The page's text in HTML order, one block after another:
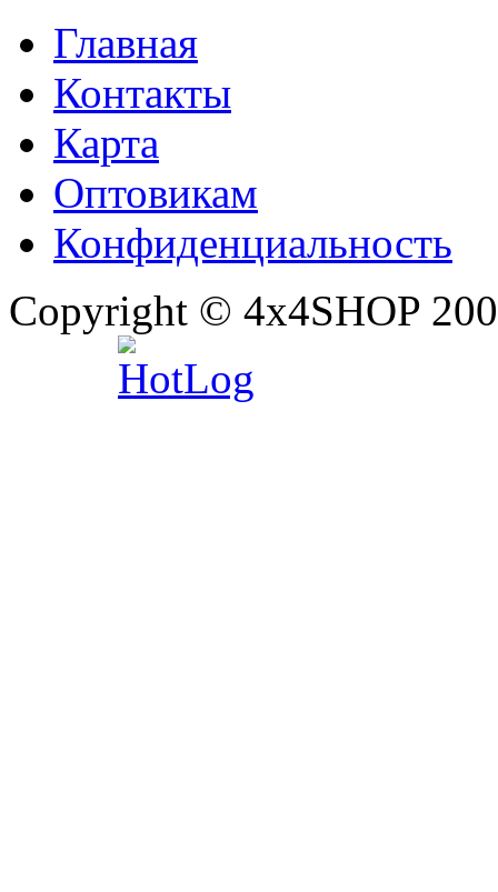
Главная
Контакты
Карта
Оптовикам
Конфиденциальность
Copyright © 4x4SHOP